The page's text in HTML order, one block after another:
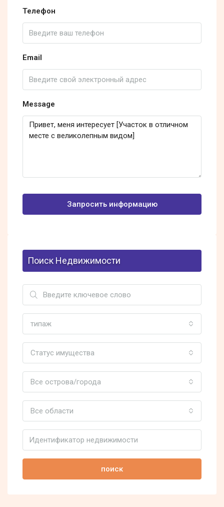
Телефон
Email
Message
Запросить информацию
Поиск Недвижимости
типаж
Статус имущества
Все острова/города
Все области
поиск